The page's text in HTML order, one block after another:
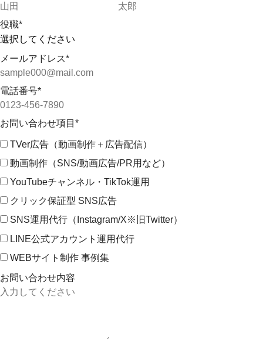
役職*
メールアドレス*
電話番号*
お問い合わせ項目 *
TVer広告（動画制作＋広告配信）
動画制作（SNS/動画広告/PR用など）
YouTubeチャンネル・TikTok運用
クリック保証型 SNS広告
SNS運用代行（Instagram/X※旧Twitter）
LINE公式アカウント運用代行
WEBサイト制作 事例集
お問い合わせ内容